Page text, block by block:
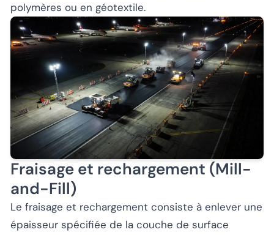
polymères ou en géotextile.
Fraisage et rechargement (Mill-
and-Fill)
Le fraisage et rechargement consiste à enlever une
épaisseur spécifiée de la couche de surface